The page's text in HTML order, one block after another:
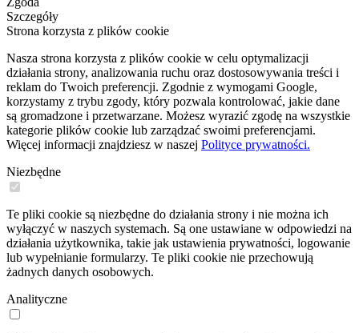
Szczegóły
Strona korzysta z plików cookie
Nasza strona korzysta z plików cookie w celu optymalizacji
działania strony, analizowania ruchu oraz dostosowywania treści i
reklam do Twoich preferencji. Zgodnie z wymogami Google,
korzystamy z trybu zgody, który pozwala kontrolować, jakie dane
są gromadzone i przetwarzane. Możesz wyrazić zgodę na wszystkie
kategorie plików cookie lub zarządzać swoimi preferencjami.
Więcej informacji znajdziesz w naszej Polityce prywatności.
Niezbędne
Te pliki cookie są niezbędne do działania strony i nie można ich
wyłączyć w naszych systemach. Są one ustawiane w odpowiedzi na
działania użytkownika, takie jak ustawienia prywatności, logowanie
lub wypełnianie formularzy. Te pliki cookie nie przechowują
żadnych danych osobowych.
Analityczne